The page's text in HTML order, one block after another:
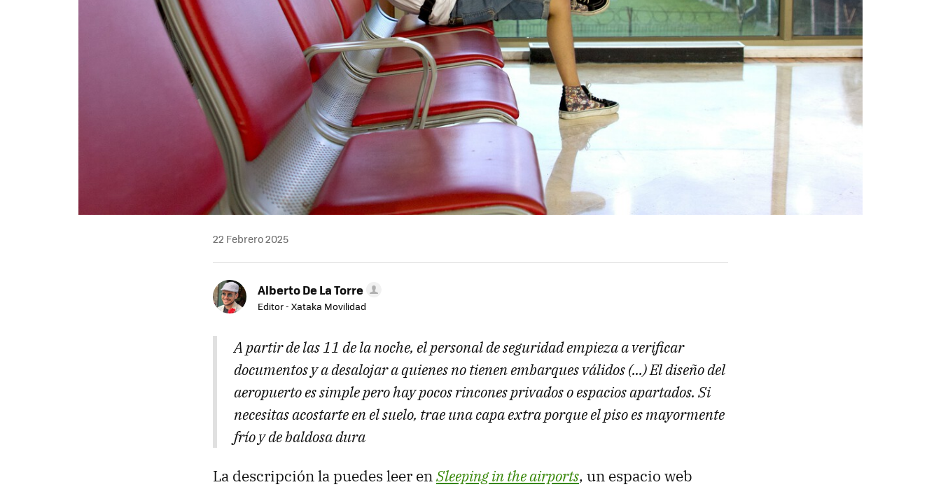
22 Febrero 2025
Alberto De La Torre
Editor - Xataka Movilidad
A partir de las 11 de la noche, el personal de seguridad empieza a verificar
documentos y a desalojar a quienes no tienen embarques válidos (...) El diseño del
aeropuerto es simple pero hay pocos rincones privados o espacios apartados. Si
necesitas acostarte en el suelo, trae una capa extra porque el piso es mayormente
frío y de baldosa dura
La descripción la puedes leer enSleeping in the airports, un espacio web